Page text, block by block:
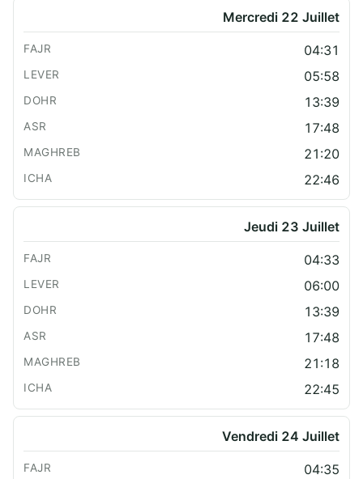
Mercredi 22 Juillet
04:31
05:58
13:39
17:48
21:20
22:46
Jeudi 23 Juillet
04:33
06:00
13:39
17:48
21:18
22:45
Vendredi 24 Juillet
04:35